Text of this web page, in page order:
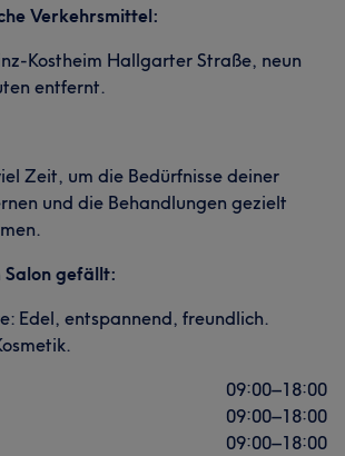
Verkehrsmittel:
Kostheim Hallgarter Straße, neun
entfernt.
Zeit, um die Bedürfnisse deiner
und die Behandlungen gezielt
Salon gefällt:
Edel, entspannend, freundlich.
09:00–18:00
09:00–18:00
09:00–18:00